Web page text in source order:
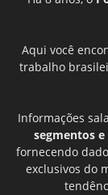
Aqui você
trabalho
Informações
segmentos e
fornecendo
exclusivos do